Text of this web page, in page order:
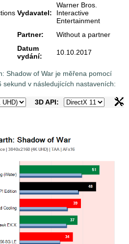
Vydavatel:
Warner Bros.
Interactive
Entertainment
Partner:
Without a partner
Datum
vydání:
10.10.2017
Shadow of War je měřena pomocí
sekund v následujících nastaveních:
3D API: